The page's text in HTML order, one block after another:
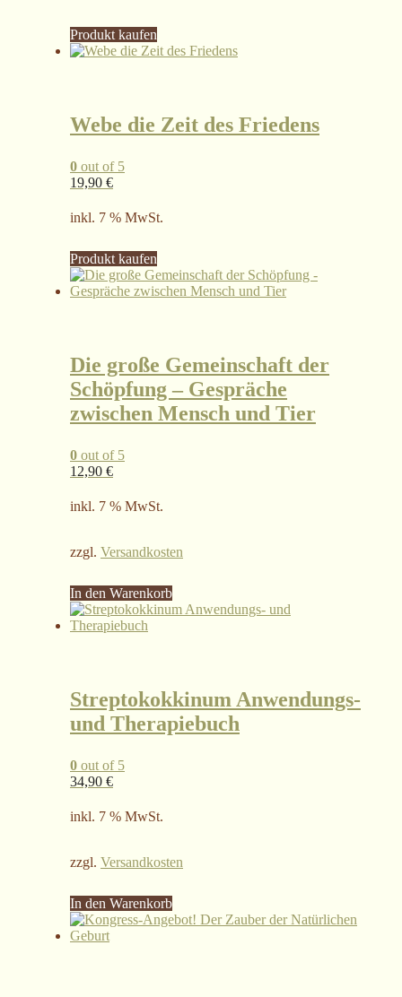
Produkt kaufen
Webe die Zeit des Friedens
0 out of 5
19,90 €
inkl. 7 % MwSt.
Produkt kaufen
Die große Gemeinschaft der
Schöpfung – Gespräche
zwischen Mensch und Tier
0 out of 5
12,90 €
inkl. 7 % MwSt.
zzgl. Versandkosten
In den Warenkorb
Streptokokkinum Anwendungs-
und Therapiebuch
0 out of 5
34,90 €
inkl. 7 % MwSt.
zzgl. Versandkosten
In den Warenkorb